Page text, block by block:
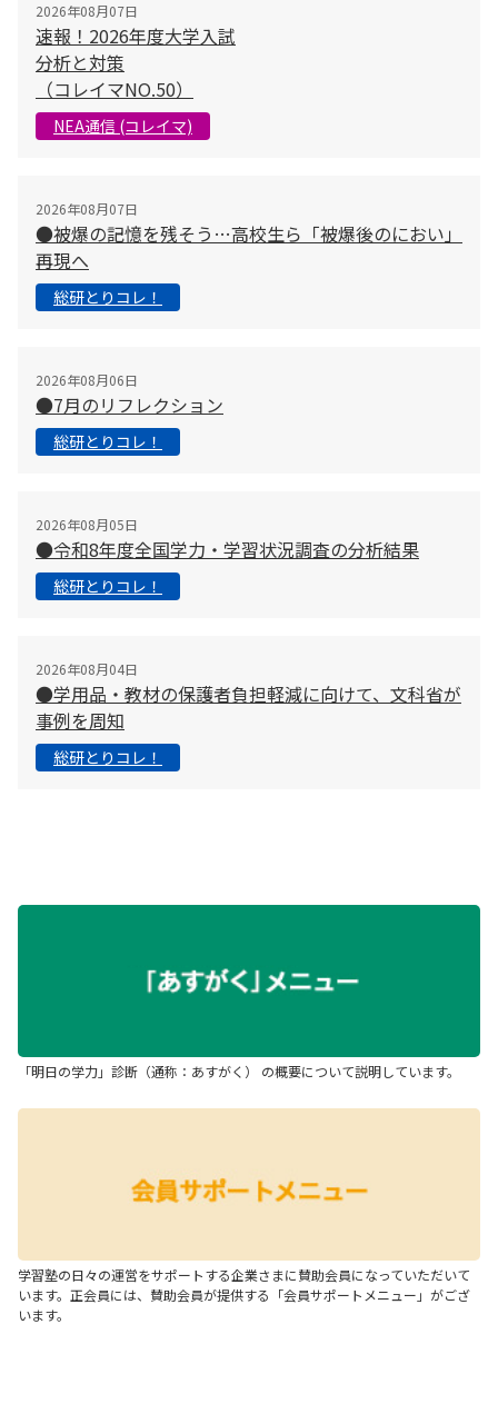
2026年08月07日
速報！2026年度大学入試
分析と対策
（コレイマNO.50）
NEA通信 (コレイマ)
2026年08月07日
●被爆の記憶を残そう…高校生ら「被爆後のにおい」
再現へ
総研とりコレ！
2026年08月06日
●7月のリフレクション
総研とりコレ！
2026年08月05日
●令和8年度全国学力・学習状況調査の分析結果
総研とりコレ！
2026年08月04日
●学用品・教材の保護者負担軽減に向けて、文科省が
事例を周知
総研とりコレ！
「明日の学力」診断（通称：あすがく） の概要について説明しています。
学習塾の日々の運営をサポートする企業さまに賛助会員になっていただいて
います。正会員には、賛助会員が提供する「会員サポートメニュー」がござ
います。